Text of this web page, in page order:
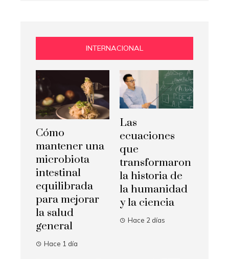
INTERNACIONAL
Cómo
mantener una
microbiota
intestinal
equilibrada
para mejorar
la salud
general
Hace 1 día
Las
ecuaciones
que
transformaron
la historia de
la humanidad
y la ciencia
Hace 2 días